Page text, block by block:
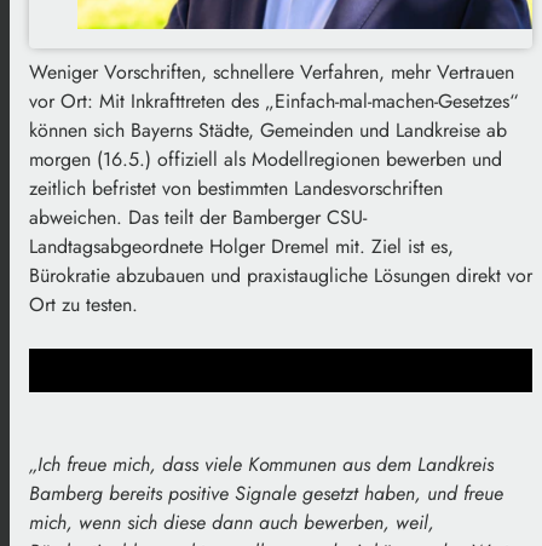
Weniger Vorschriften, schnellere Verfahren, mehr Vertrauen
vor Ort: Mit Inkrafttreten des „Einfach-mal-machen-Gesetzes“
können sich Bayerns Städte, Gemeinden und Landkreise ab
morgen (16.5.) offiziell als Modellregionen bewerben und
zeitlich befristet von bestimmten Landesvorschriften
abweichen. Das teilt der Bamberger CSU-
Landtagsabgeordnete Holger Dremel mit. Ziel ist es,
Bürokratie abzubauen und praxistaugliche Lösungen direkt vor
Ort zu testen.
„Ich freue mich, dass viele Kommunen aus dem Landkreis
Bamberg bereits positive Signale gesetzt haben, und freue
mich, wenn sich diese dann auch bewerben, weil,